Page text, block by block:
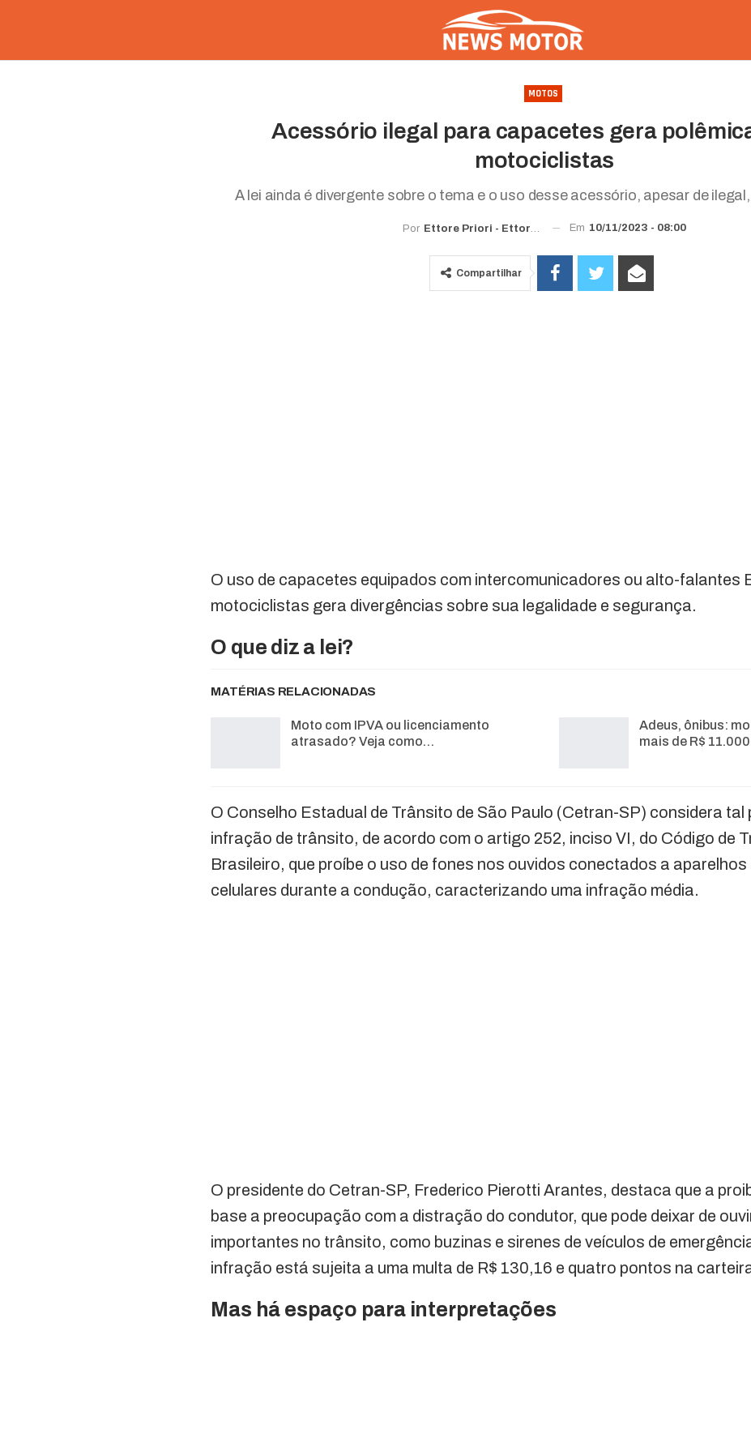
MOTOS
Acessório ilegal para capacetes gera
motociclistas
A lei ainda é divergente sobre o tema e o uso desse acessório, apesar de
Por Ettore Priori - Ettorewriter@gmail.com Em 10/11/2023 - 08:00
Compartilhar
O uso de capacetes equipados com intercomunicadores ou alto-falantes
motociclistas gera divergências sobre sua legalidade e segurança.
O que diz a lei?
MATÉRIAS RELACIONADAS
Moto com IPVA ou licenciamento
atrasado? Veja como…
Adeus, ônibus:
mais de R$
O Conselho Estadual de Trânsito de São Paulo (Cetran-SP) considera tal
infração de trânsito, de acordo com o artigo 252, inciso VI, do Código de
Brasileiro, que proíbe o uso de fones nos ouvidos conectados a
celulares durante a condução, caracterizando uma infração média.
O presidente do Cetran-SP, Frederico Pierotti Arantes, destaca que a
base a preocupação com a distração do condutor, que pode deixar de
importantes no trânsito, como buzinas e sirenes de veículos de
infração está sujeita a uma multa de R$ 130,16 e quatro pontos na
Mas há espaço para interpretações